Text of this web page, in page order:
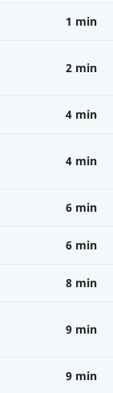
1 min
2 min
4 min
4 min
6 min
6 min
8 min
9 min
9 min